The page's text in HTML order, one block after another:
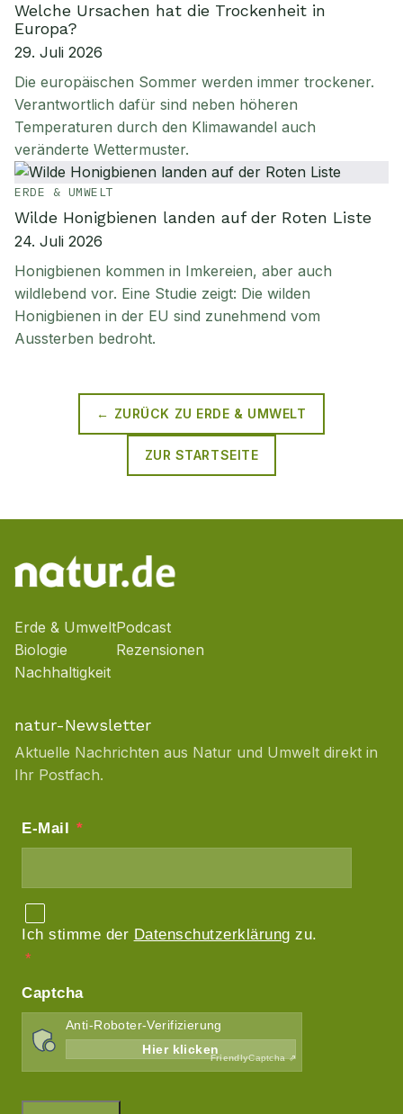
Welche Ursachen hat die Trockenheit in
Europa?
29. Juli 2026
Die europäischen Sommer werden immer trockener.
Verantwortlich dafür sind neben höheren
Temperaturen durch den Klimawandel auch
veränderte Wettermuster.
ERDE & UMWELT
Wilde Honigbienen landen auf der Roten Liste
24. Juli 2026
Honigbienen kommen in Imkereien, aber auch
wildlebend vor. Eine Studie zeigt: Die wilden
Honigbienen in der EU sind zunehmend vom
Aussterben bedroht.
← ZURÜCK ZU ERDE & UMWELT
ZUR STARTSEITE
Erde & Umwelt
Biologie
Nachhaltigkeit
Podcast
Rezensionen
natur-Newsletter
Aktuelle Nachrichten aus Natur und Umwelt direkt in
Ihr Postfach.